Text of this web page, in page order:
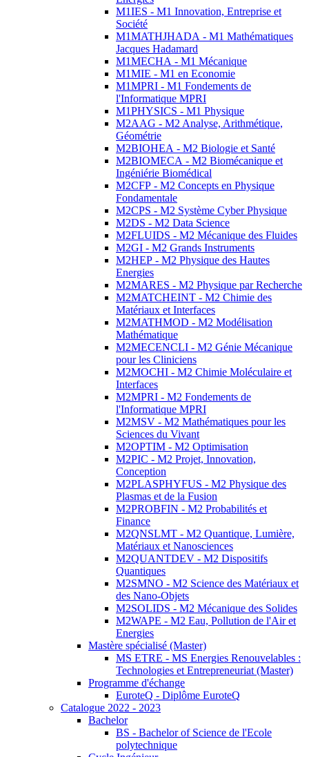
M1IES - M1 Innovation, Entreprise et
Société
M1MATHJHADA - M1 Mathématiques
Jacques Hadamard
M1MECHA - M1 Mécanique
M1MIE - M1 en Economie
M1MPRI - M1 Fondements de
l'Informatique MPRI
M1PHYSICS - M1 Physique
M2AAG - M2 Analyse, Arithmétique,
Géométrie
M2BIOHEA - M2 Biologie et Santé
M2BIOMECA - M2 Biomécanique et
Ingéniérie Biomédical
M2CFP - M2 Concepts en Physique
Fondamentale
M2CPS - M2 Système Cyber Physique
M2DS - M2 Data Science
M2FLUIDS - M2 Mécanique des Fluides
M2GI - M2 Grands Instruments
M2HEP - M2 Physique des Hautes
Energies
M2MARES - M2 Physique par Recherche
M2MATCHEINT - M2 Chimie des
Matériaux et Interfaces
M2MATHMOD - M2 Modélisation
Mathématique
M2MECENCLI - M2 Génie Mécanique
pour les Cliniciens
M2MOCHI - M2 Chimie Moléculaire et
Interfaces
M2MPRI - M2 Fondements de
l'Informatique MPRI
M2MSV - M2 Mathématiques pour les
Sciences du Vivant
M2OPTIM - M2 Optimisation
M2PIC - M2 Projet, Innovation,
Conception
M2PLASPHYFUS - M2 Physique des
Plasmas et de la Fusion
M2PROBFIN - M2 Probabilités et
Finance
M2QNSLMT - M2 Quantique, Lumière,
Matériaux et Nanosciences
M2QUANTDEV - M2 Dispositifs
Quantiques
M2SMNO - M2 Science des Matériaux et
des Nano-Objets
M2SOLIDS - M2 Mécanique des Solides
M2WAPE - M2 Eau, Pollution de l'Air et
Energies
Mastère spécialisé (Master)
MS ETRE - MS Energies Renouvelables :
Technologies et Entrepreneuriat (Master)
Programme d'échange
EuroteQ - Diplôme EuroteQ
Catalogue 2022 - 2023
Bachelor
BS - Bachelor of Science de l'Ecole
polytechnique